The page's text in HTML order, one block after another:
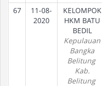
67
11-08-
2020
KELOMPOK
HKM BATU
BEDIL
Kepulauan
Bangka
Belitung
Kab.
Belitung